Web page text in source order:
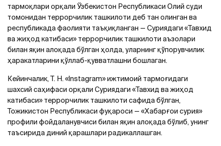
тармоқлари орқали Ўзбекистон Республикаси Олий суди
томонидан террорчилик ташкилоти деб тан олинган ва
республикада фаолияти таъқиқланган — Суриядаги «Тавхид
ва жиҳод катибаси» террорчилик ташкилоти аъзолари
билан яқин алоқада бўлган ҳолда, уларнинг қўпорувчилик
ҳаракатларини қўллаб-қувватлашни бошлаган.
Кейинчалик, Т. Н. «Instagram» ижтимоий тармоғидаги
шахсий саҳифаси орқали Суриядаги «Тавхид ва жиҳод
катибаси» террорчилик ташкилоти сафида бўлган,
Тожикистон Республикаси фуқароси — «Хабарғои сурия»
профили фойдаланувчиси билан яқин алоқада бўлиб, унинг
таъсирида диний қарашлари радикаллашган.